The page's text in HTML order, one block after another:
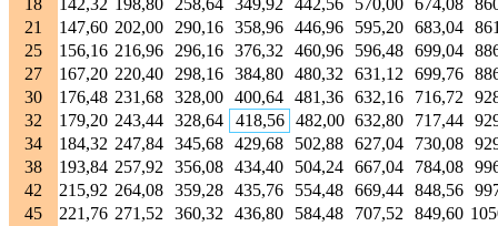
18 142,32 198,80 258,64 349,92 442,56 570,00 674,08
21
147,60 202,00 290,16 358,96 446,96 595,20 683,04
25
156,16 216,96 296,16 376,32 460,96 596,48 699,04
27
167,20 220,40 298,16 384,80 480,32 631,12 699,76
30
176,48 231,68 328,00 400,64 481,36 632,16 716,72
32
179,20 243,44 328,64 418,56 482,00 632,80 717,44
34
184,32 247,84 345,68 429,68 502,88 627,04 730,08
38
193,84 257,92 356,08 434,40 504,24 667,04 784,08
42
215,92 264,08 359,28 435,76 554,48 669,44 848,56
45
221,76 271,52 360,32 436,80 584,48 707,52 849,60
618,80